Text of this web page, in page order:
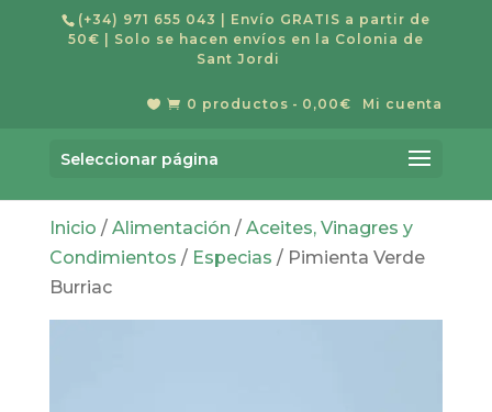
(+34) 971 655 043
| Envío GRATIS a partir de
50€ | Solo se hacen envíos en la Colonia de
Sant Jordi
Mi cuenta
  0 productos 0,00€
Seleccionar página
Búsqueda
Inicio / Alimentación / Aceites, Vinagres y
Condimientos / Especias / Pimienta Verde
Burriac